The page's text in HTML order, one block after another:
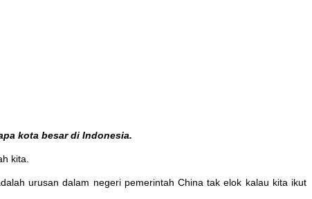
kota besar di Indonesia.
kita.
urusan dalam negeri pemerintah China tak elok kalau kita ikut